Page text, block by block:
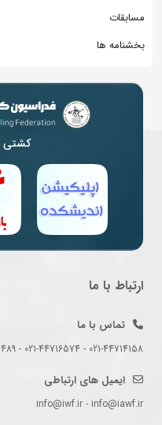
مسابقات
بخشنامه ها
کشتی
ارتباط با ما
تماس با ما
021-44714158 - 021-44716574 - 021-44714489
ایمیل های ارتباطی
info@iwf.ir - info@iawf.ir